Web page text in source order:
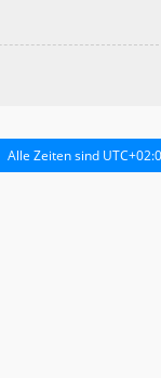
Alle Zeiten sind